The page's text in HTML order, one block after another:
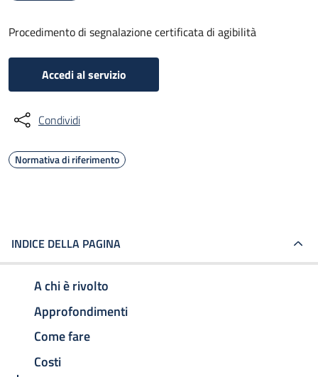
Procedimento di segnalazione certificata di agibilità
Accedi al servizio
Condividi
Normativa di riferimento
INDICE DELLA PAGINA
A chi è rivolto
Approfondimenti
Come fare
Costi